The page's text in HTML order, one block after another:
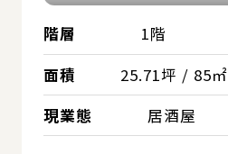
階層
1階
面積
25.71坪 / 85㎡
現業態
居酒屋